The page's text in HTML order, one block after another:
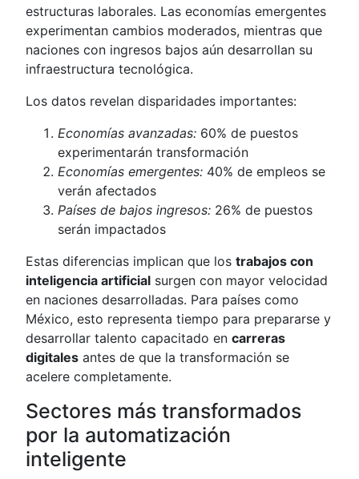
estructuras laborales. Las economías emergentes
experimentan cambios moderados, mientras que
naciones con ingresos bajos aún desarrollan su
infraestructura tecnológica.
Los datos revelan disparidades importantes:
Economías avanzadas: 60% de puestos
experimentarán transformación
Economías emergentes: 40% de empleos se
verán afectados
Países de bajos ingresos: 26% de puestos
serán impactados
Estas diferencias implican que lostrabajos con
inteligencia artificial surgen con mayor velocidad
en naciones desarrolladas. Para países como
México, esto representa tiempo para prepararse y
desarrollar talento capacitado encarreras
digitales antes de que la transformación se
acelere completamente.
Sectores más transformados
por la automatización
inteligente